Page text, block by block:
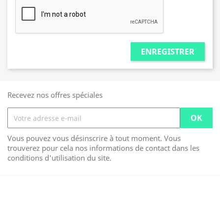
ENREGISTRER
Recevez nos offres spéciales
Vous pouvez vous désinscrire à tout moment. Vous
trouverez pour cela nos informations de contact dans les
conditions d'utilisation du site.